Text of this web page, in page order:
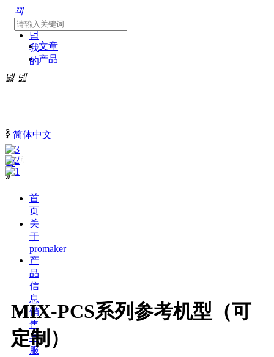
끠
文章
产品
넙
我
的
넳 넲
ꀅ 简体中文
导航
끀
ꁲ
首
页
关
于
promaker
产
品
信
息
销
售
与
服
MIX-PCS系列参考机型（可
定制）